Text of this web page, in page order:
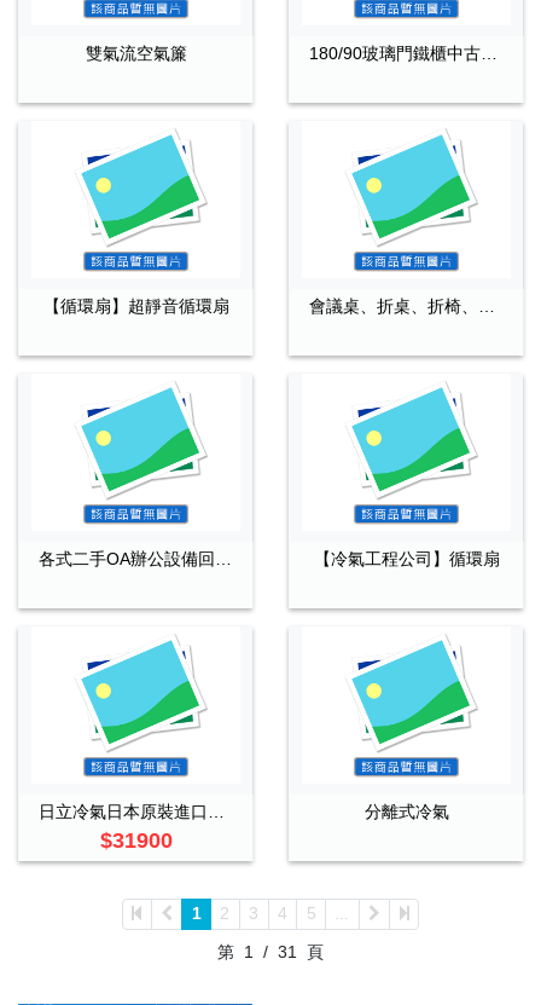
雙氣流空氣簾
【循環扇】超靜音循環扇
【冷氣工程公司】循環扇
$31900
分離式冷氣
1 2 3 4 5
...
第 1 / 31 頁